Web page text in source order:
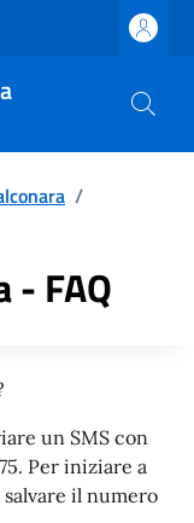
/
- FAQ
un SMS con
Per iniziare a
il numero